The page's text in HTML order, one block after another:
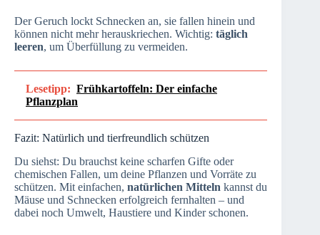
Der Geruch lockt Schnecken an, sie fallen hinein und
können nicht mehr herauskriechen. Wichtig: täglich
leeren, um Überfüllung zu vermeiden.
Lesetipp: Frühkartoffeln: Der einfache
Pflanzplan
Fazit: Natürlich und tierfreundlich schützen
Du siehst: Du brauchst keine scharfen Gifte oder
chemischen Fallen, um deine Pflanzen und Vorräte zu
schützen. Mit einfachen, natürlichen Mitteln kannst du
Mäuse und Schnecken erfolgreich fernhalten – und
dabei noch Umwelt, Haustiere und Kinder schonen.